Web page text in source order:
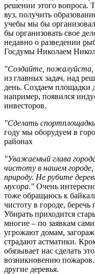
решении этого вопроса.
вуз, получить
учебы мы бы
бы организовать свое
недавно о разведении
Госдумы Николаем
"Создайте, пожалуйста,
из главных задач, над
день. Создаем площадки
например, появился
инвесторов.
"Сделать
году мы оборудуем в
районах
"Уважаемый глава
чистоту в нашем городе,
природу. Не рубите
мусора." Очень
тоже обращаюсь к
чистоту в городе,
Убирать приходится
многие – по заявкам
угрожают домам,
страдают астматики.
обязывает нас сделать
возникновению
другие деревья.